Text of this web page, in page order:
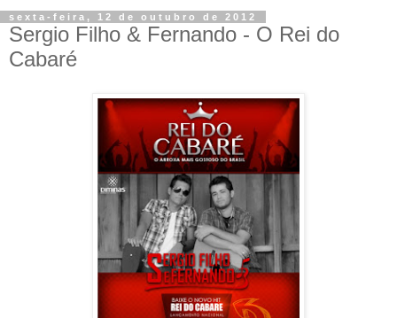
sexta-feira, 12 de outubro de 2012
Sergio Filho & Fernando - O Rei do
Cabaré